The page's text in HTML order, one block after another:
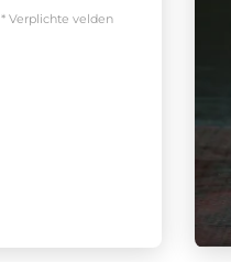
* Verplichte velden